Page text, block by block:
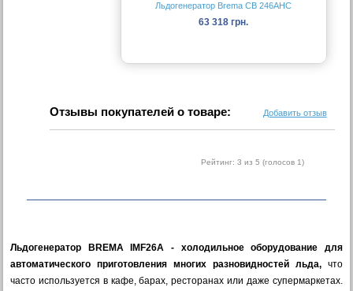
Льдогенератор Brema CB 246AHC
63 318 грн.
Отзывы покупателей о товаре: Добавить отзыв
Рейтинг: 3 из 5 (голосов 1)
Льдогенератор BREMA IMF26A - холодильное оборудование для
автоматического приготовления многих разновидностей льда,что
часто используется в кафе, барах, ресторанах или даже супермаркетах.